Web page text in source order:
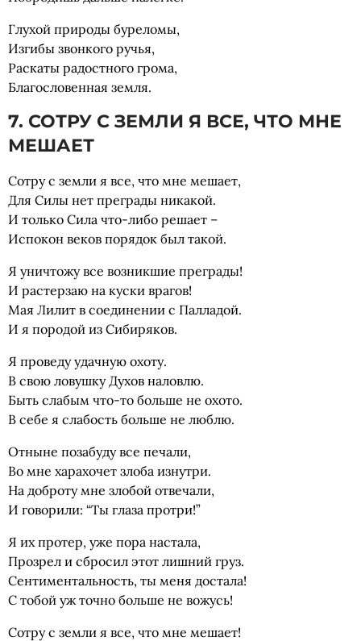
Глухой природы буреломы,
Изгибы звонкого ручья,
Раскаты радостного грома,
Благословенная земля.
7. СОТРУ С ЗЕМЛИ Я ВСЕ, ЧТО МНЕ
МЕШАЕТ
Сотру с земли я все, что мне мешает,
Для Силы нет преграды никакой.
И только Сила что-либо решает –
Испокон веков порядок был такой.
Я уничтожу все возникшие преграды!
И растерзаю на куски врагов!
Мая Лилит в соединении с Палладой.
И я породой из Сибиряков.
Я проведу удачную охоту.
В свою ловушку Духов наловлю.
Быть слабым что-то больше не охото.
В себе я слабость больше не люблю.
Отныне позабуду все печали,
Во мне харахочет злоба изнутри.
На доброту мне злобой отвечали,
И говорили: “Ты глаза протри!”
Я их протер, уже пора настала,
Прозрел и сбросил этот лишний груз.
Сентиментальность, ты меня достала!
С тобой уж точно больше не вожусь!
Сотру с земли я все, что мне мешает!